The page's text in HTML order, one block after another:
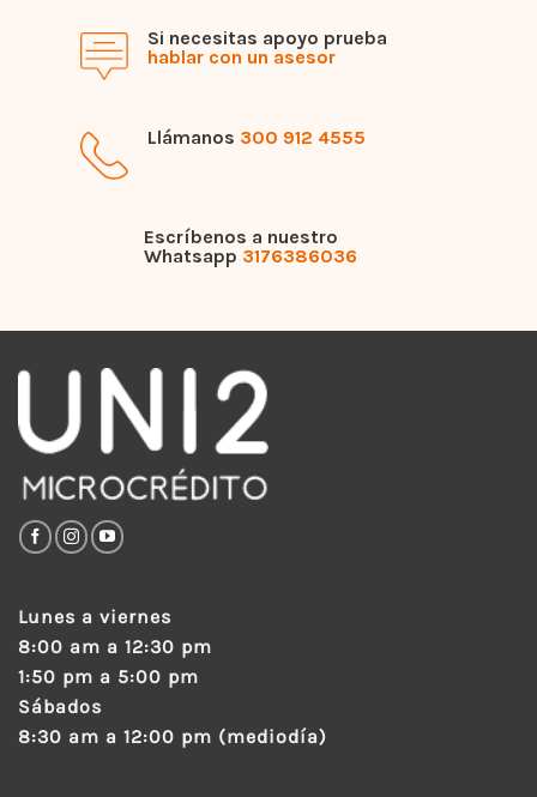
Si necesitas apoyo prueba
hablar con un asesor
Llámanos 300 912 4555
Escríbenos a nuestro
Whatsapp 3176386036
Lunes a viernes
8:00 am a 12:30 pm
1:50 pm a 5:00 pm
Sábados
8:30 am a 12:00 pm (mediodía)